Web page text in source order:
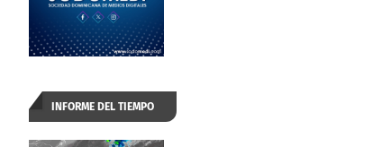
INFORME DEL TIEMPO